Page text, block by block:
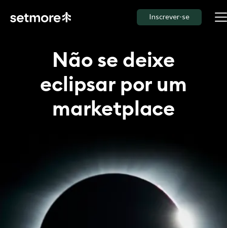
Inscrever-se
Não se deixe
eclipsar por um
marketplace